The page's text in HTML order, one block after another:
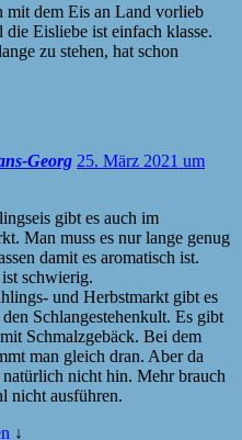
mit dem Eis an Land vorlieb
Eisliebe ist einfach klasse.
zu stehen, hat schon
Georg 25. März 2021 um
gibt es auch im
Man muss es nur lange genug
damit es aromatisch ist.
schwierig.
und Herbstmarkt gibt es
Schlangestehenkult. Es gibt
Schmalzgebäck. Bei dem
man gleich dran. Aber da
natürlich nicht hin. Mehr brauch
nicht ausführen.
↓